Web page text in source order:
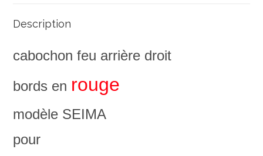
Description
cabochon feu arrière droit
bords en rouge
modèle SEIMA
pour